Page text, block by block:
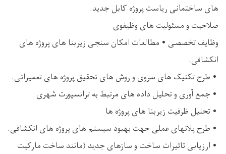
های ساختمانی ریاست پروژه کابل جدید.
صلاحیت و مسئولیت های وظیفوی
وظایف تخصصی • مطالعات امکان سنجی زیربنا های پروژه های
انکشافی.
• طرح تکنیک های سروی و روش های تحقیق پروژه های تعمیراتی.
• جمع آوری و تحلیل داده های مرتبط به ترانسپورت شهری
• تحلیل ظرفیت زیربنا های پروژه ها
• طرح پلانهای عملی جهت بهبود سیستم های پروژه های انکشافی.
• ارزیابی تاثیرات ساخت و سازهای جدید (مانند ساخت مارکیت